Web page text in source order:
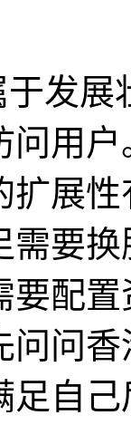
发展
问用
扩展
需要
要配
问问
足自